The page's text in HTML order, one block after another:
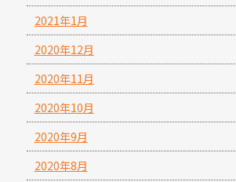
2021年1月
2020年12月
2020年11月
2020年10月
2020年9月
2020年8月